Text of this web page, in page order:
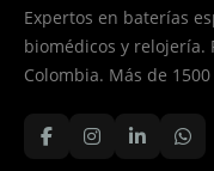
Expertos en baterías
biomédicos y relojería.
Colombia. Más de